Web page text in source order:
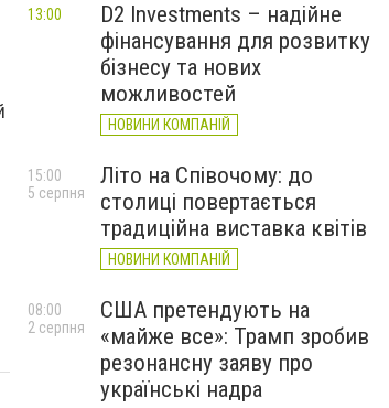
D2 Investments – надійне
фінансування для розвитку
бізнесу та нових
можливостей
НОВИНИ КОМПАНІЙ
13:00
Літо на Співочому: до
столиці повертається
традиційна виставка квітів
НОВИНИ КОМПАНІЙ
15:00
5 серпня
США претендують на
«майже все»: Трамп зробив
резонансну заяву про
українські надра
08:00
2 серпня